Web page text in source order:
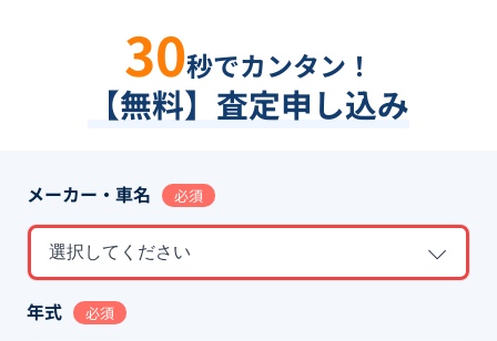
30秒でカンタン！
【無料】査定申し込み
メーカー・車名 必須
選択してください
年式 必須